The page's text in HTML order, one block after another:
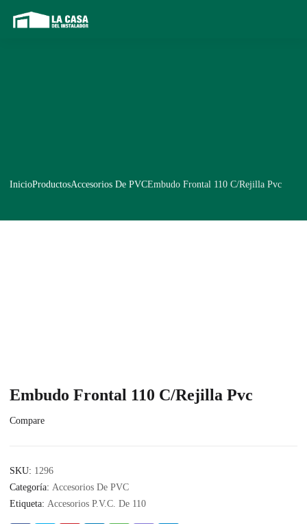
InicioProductosAccesorios De PVCEmbudo Frontal 110 C/Rejilla Pvc
Embudo Frontal 110 C/Rejilla Pvc
Compare
SKU: 1296
Categoría: Accesorios De PVC
Etiqueta: Accesorios P.V.C. De 110